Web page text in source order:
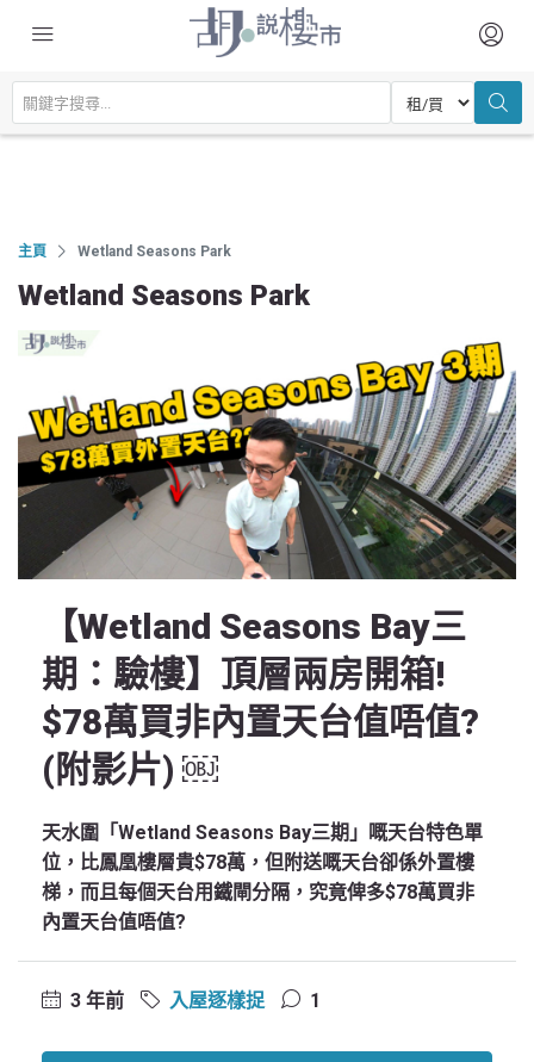
主頁 Wetland Seasons Park
Wetland Seasons Park
【Wetland Seasons Bay三
期：驗樓】頂層兩房開箱!
$78萬買非內置天台值唔值?
(附影片) ￼
天水圍「Wetland Seasons Bay三期」嘅天台特色單
位，比鳳凰樓層貴$78萬，但附送嘅天台卻係外置樓
梯，而且每個天台用鐵閘分隔，究竟俾多$78萬買非
內置天台值唔值?
3 年前 入屋逐樣捉 1